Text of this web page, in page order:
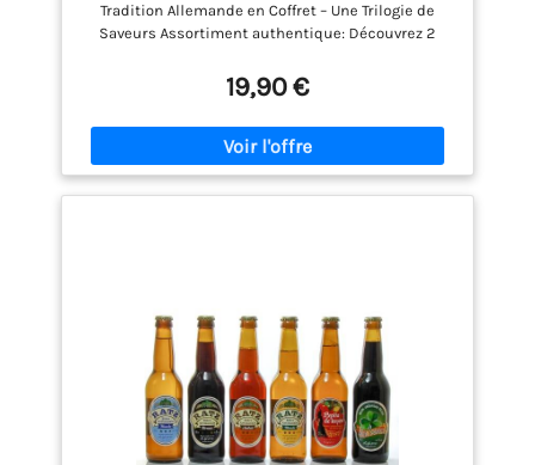
Tradition Allemande en Coffret – Une Trilogie de
Saveurs Assortiment authentique: Découvrez 2
délicatement amères, et 2 Weizen aux nuances
fruitées et soyeuses Brassage traditionnel: Bières
brassées selon la légendaire loi allemande sur la
pureté, sans aucun compromis ni additifs
Caractéristiques gustatives: Bières légères sans
être fades, pétillantes à souhait et irrésistiblement
19,90 €